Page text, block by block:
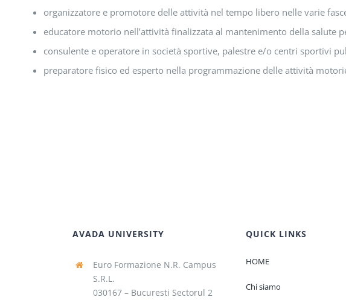
organizzatore e promotore delle attività nel tempo libero nelle varie
educatore motorio nell’attività finalizzata al mantenimento della salute
consulente e operatore in società sportive, palestre e/o centri sportivi
preparatore fisico ed esperto nella programmazione delle attività
AVADA UNIVERSITY
Euro Formazione N.R. Campus
S.R.L.
030167 – Bucuresti Sectorul 2
QUICK LINKS
HOME
Chi siamo